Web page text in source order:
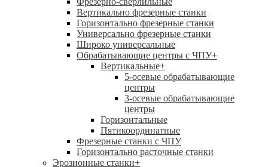
Вертикально фрезерные станки
Горизонтально фрезерные станки
Универсально фрезерные станки
Широко универсальные
Обрабатывающие центры с ЧПУ+
Вертикальные+
5-осевые обрабатывающие
центры
3-осевые обрабатывающие
центры
Горизонтальные
Пятикоординатные
Фрезерные станки с ЧПУ
Горизонтально расточные станки
Эрозионные станки+